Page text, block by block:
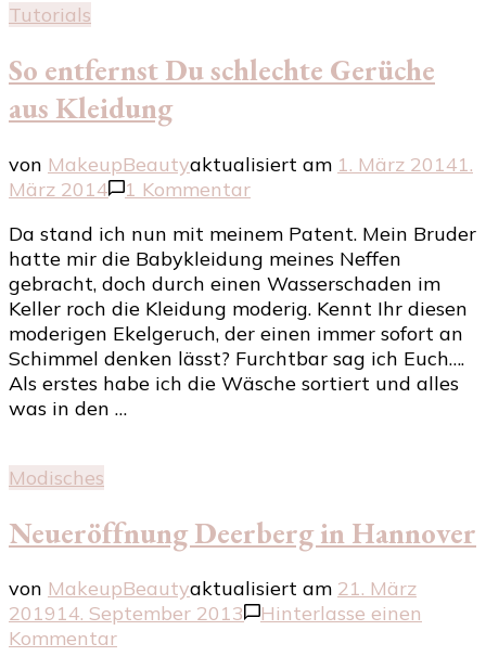
Tutorials
So entfernst Du schlechte Gerüche
aus Kleidung
von MakeupBeautyaktualisiert am 1. März 20141.
März 2014
1 Kommentarzu
entfernst
Du
schlechte
Gerüche
aus
Kleidung
Da stand ich nun mit meinem Patent. Mein Bruder
hatte mir die Babykleidung meines Neffen
gebracht, doch durch einen Wasserschaden im
Keller roch die Kleidung moderig. Kennt Ihr diesen
moderigen Ekelgeruch, der einen immer sofort an
Schimmel denken lässt? Furchtbar sag ich Euch….
Als erstes habe ich die Wäsche sortiert und alles
was in den …
Modisches
Neueröffnung Deerberg in Hannover
von MakeupBeautyaktualisiert am 21. März
201914. September 2013
Hinterlasse einen
Kommentarzu